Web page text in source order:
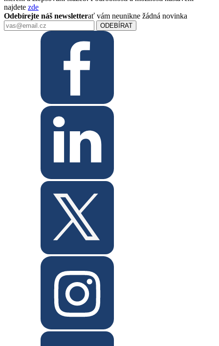
najdete zde
Odebírejte náš newsletterať vám neunikne žádná novinka